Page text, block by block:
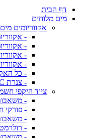
דף הבית
מים מלוחים
אקווריומים
-
-
-
-
- כל
- צנרת PVC
ציוד היקפי
-
- פורקי
-
-